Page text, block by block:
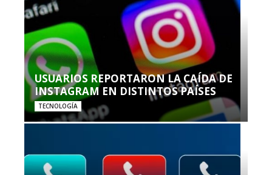
USUARIOS REPORTARON LA CAÍDA DE
INSTAGRAM EN DISTINTOS PAÍSES
TECNOLOGÍA